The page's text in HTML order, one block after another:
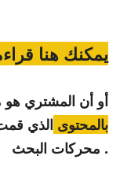
يمكنك هنا
أو أن المشتري
بالمحتوى الذي
محركات البحث .